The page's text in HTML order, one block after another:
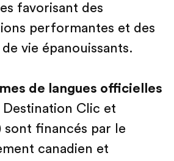
favorisant des
performantes et des
vie épanouissants.
de langues officielles
Destination Clic et
sont financés par le
canadien et